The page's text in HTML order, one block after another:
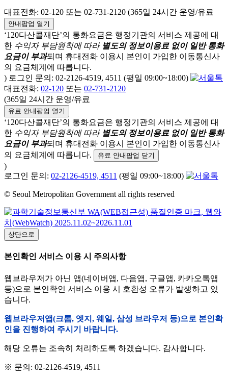
대표전화: 02-120 또는 02-731-2120 (365일 24시간 운영/유료
안내팝업 열기
‘120다산콜재단’의 통화요금은 행정기관의 서비스 제공에 대
한 수익자 부담원칙에 따라 별도의 정보이용료 없이 일반 통화
요금이 부과되며 휴대전화 이용시 본인이 가입한 이동통신사
의 요금체계에 따릅니다.
) 로그인 문의: 02-2126-4519, 4511 (평일 09:00~18:00)
대표전화: 02-120 또는 02-731-2120
(365일 24시간 운영/유료
유료 안내팝업 열기
‘120다산콜재단’의 통화요금은 행정기관의 서비스 제공에 대
한 수익자 부담원칙에 따라 별도의 정보이용료 없이 일반 통화
요금이 부과되며 휴대전화 이용시 본인이 가입한 이동통신사
의 요금체계에 따릅니다.
유료 안내팝업 닫기
)
로그인 문의: 02-2126-4519, 4511 (평일 09:00~18:00)
© Seoul Metropolitan Government all rights reserved
상단으로
본인확인 서비스 이용 시 주의사항
웹브라우저가 아닌 앱(네이버앱, 다음앱, 구글앱, 카카오톡앱
등)으로 본인확인 서비스 이용 시 호환성 오류가 발생하고 있
습니다.
웹브라우저앱(크롬, 엣지, 웨일, 삼성 브라우저 등)으로 본인확
인을 진행하여 주시기 바랍니다.
해당 오류는 조속히 처리하도록 하겠습니다. 감사합니다.
※ 문의: 02-2126-4519, 4511